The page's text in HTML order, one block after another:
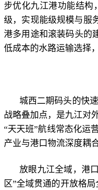
步优化九江港功能结构
级，实现能级规模与服
港多用途和滚装码头的
低成本的水路运输选择
城西二期码头的快
战略叠加点，是九江对
“天天班”航线常态化运
产业与港口物流深度耦
放眼九江全域，港
区”全域贯通的开放格